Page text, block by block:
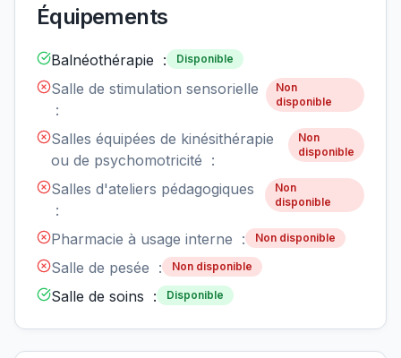
Équipements
Balnéothérapie : Disponible
Salle de stimulation sensorielle
:
Non
disponible
Salles équipées de kinésithérapie
ou de psychomotricité :
Non
disponible
Salles d'ateliers pédagogiques
:
Non
disponible
Pharmacie à usage interne : Non disponible
Salle de pesée : Non disponible
Salle de soins : Disponible